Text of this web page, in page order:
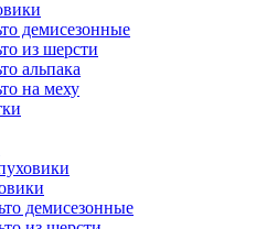
демисезонные
из шерсти
альпака
на меху
демисезонные